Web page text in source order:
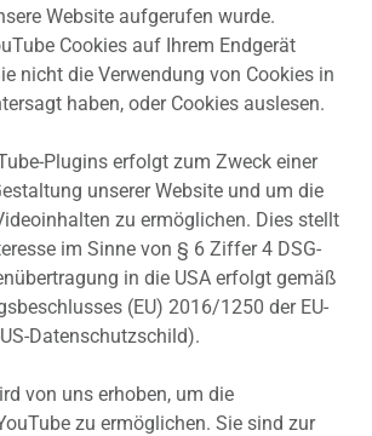
Website aufgerufen wurde.
Cookies auf Ihrem Endgerät
nicht die Verwendung von Cookies in
haben, oder Cookies auslesen.
Plugins erfolgt zum Zweck einer
unserer Website und um die
zu ermöglichen. Dies stellt
im Sinne von § 6 Ziffer 4 DSG-
in die USA erfolgt gemäß
(EU) 2016/1250 der EU-
Datenschutzschild).
von uns erhoben, um die
zu ermöglichen. Sie sind zur